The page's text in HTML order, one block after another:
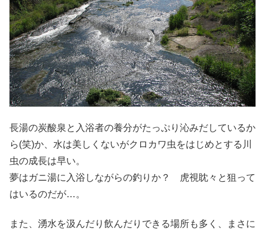
長湯の炭酸泉と入浴者の養分がたっぷり沁みだしているか
ら(笑)か、水は美しくないがクロカワ虫をはじめとする川
虫の成長は早い。
夢はガニ湯に入浴しながらの釣りか？ 虎視眈々と狙って
はいるのだが…。
また、湧水を汲んだり飲んだりできる場所も多く、まさに